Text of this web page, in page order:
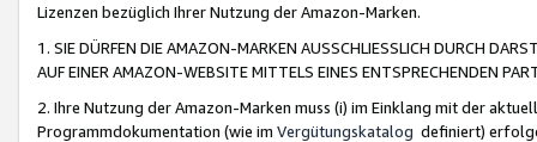
Lizenzen bezüglich Ihrer Nutzung der Amazon-Marken.
1. SIE DÜRFEN DIE AMAZON-MARKEN AUSSCHLIESSLICH DURCH
AUF EINER AMAZON-WEBSITE MITTELS EINES ENTSPRECHENDEN
2. Ihre Nutzung der Amazon-Marken muss (i) im Einklang mit der
Programmdokumentation (wie im Vergütungskatalog definiert)